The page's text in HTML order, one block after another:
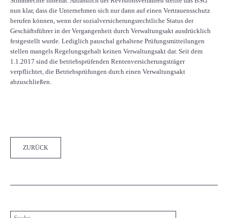
nun klar, dass die Unternehmen sich nur dann auf einen Vertrauensschutz
berufen können, wenn der sozialversicherungsrechtliche Status der
Geschäftsführer in der Vergangenheit durch Verwaltungsakt ausdrücklich
festgestellt wurde. Lediglich pauschal gehaltene Prüfungsmitteilungen
stellen mangels Regelungsgehalt keinen Verwaltungsakt dar. Seit dem
1.1.2017 sind die betriebsprüfenden Rentenversicherungsträger
verpflichtet, die Betriebsprüfungen durch einen Verwaltungsakt
abzuschließen.
ZURÜCK